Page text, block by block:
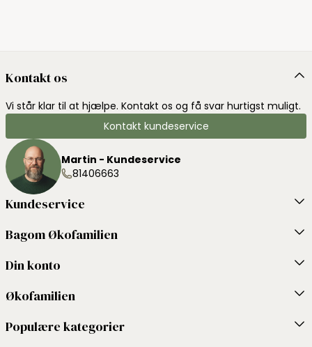
Kontakt os
Vi står klar til at hjælpe. Kontakt os og få svar hurtigst muligt.
Kontakt kundeservice
Martin - Kundeservice
81406663
Kundeservice
Bagom Økofamilien
Din konto
Økofamilien
Populære kategorier